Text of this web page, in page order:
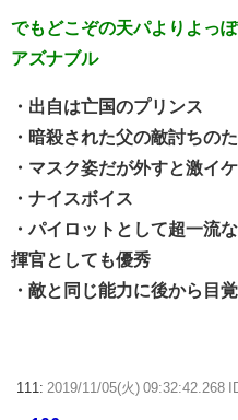
でもどこぞの天パよりよっ
アズナブル
・出自は亡国のプリンス
・暗殺された父の敵討ちの
・マスク姿だが外すと激イ
・ナイスボイス
・パイロットとして超一流
揮官としても優秀
・敵と同じ能力に後から目
111: 2019/11/05(火) 09:32:42.268